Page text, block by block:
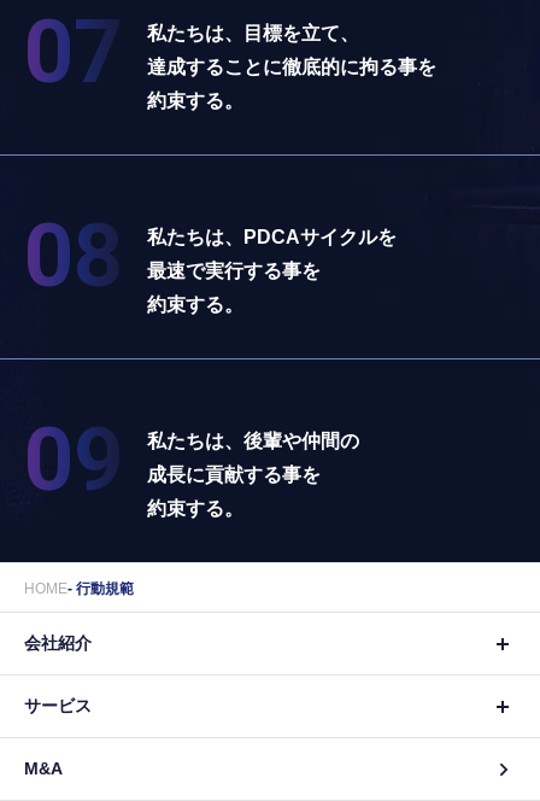
07
私たちは、目標を立て、
達成することに徹底的に拘る事を
約束する。
08
私たちは、PDCAサイクルを
最速で実行する事を
約束する。
09
私たちは、後輩や仲間の
成長に貢献する事を
約束する。
HOME 行動規範
会社紹介
サービス
M&A